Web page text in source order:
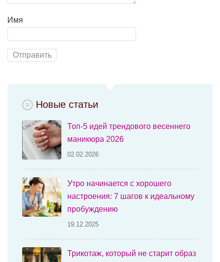
Имя
Новые статьи
Топ-5 идей трендового весеннего
маникюра 2026
02.02.2026
Утро начинается с хорошего
настроения: 7 шагов к идеальному
пробуждению
19.12.2025
Трикотаж, который не старит образ